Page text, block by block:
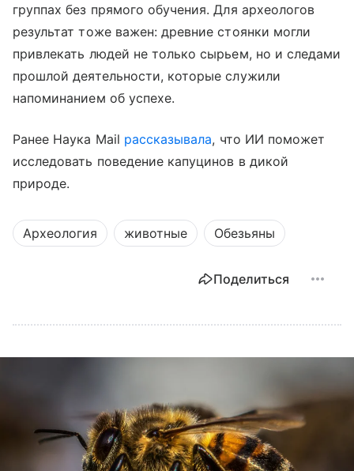
группах без прямого обучения. Для археологов
результат тоже важен: древние стоянки могли
привлекать людей не только сырьем, но и следами
прошлой деятельности, которые служили
напоминанием об успехе.
Ранее Наука Mail рассказывала, что ИИ поможет
исследовать поведение капуцинов в дикой
природе.
Археология животные Обезьяны
Поделиться